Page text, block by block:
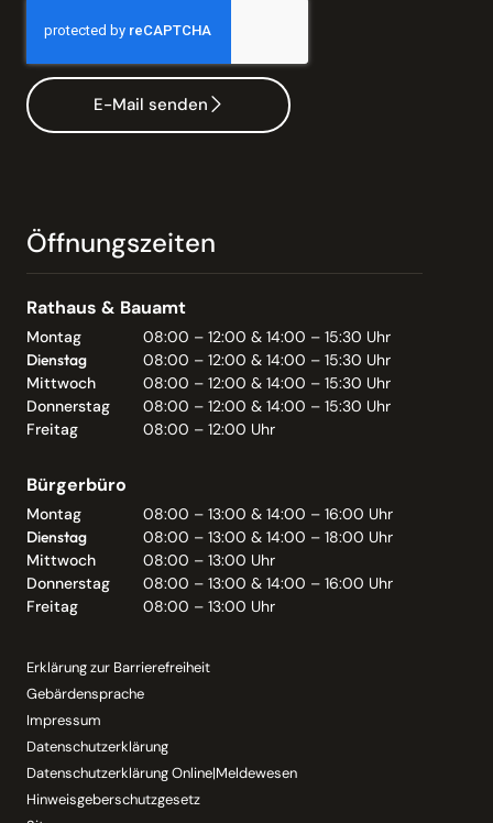
E-Mail senden
Öffnungszeiten
Rathaus & Bauamt
Montag
08:00 – 12:00 & 14:00 – 15:30 Uhr
Dienstag
08:00 – 12:00 & 14:00 – 15:30 Uhr
Mittwoch
08:00 – 12:00 & 14:00 – 15:30 Uhr
Donnerstag
08:00 – 12:00 & 14:00 – 15:30 Uhr
Freitag
08:00 – 12:00 Uhr
Bürgerbüro
Montag
08:00 – 13:00 & 14:00 – 16:00 Uhr
Dienstag
08:00 – 13:00 & 14:00 – 18:00 Uhr
Mittwoch
08:00 – 13:00 Uhr
Donnerstag
08:00 – 13:00 & 14:00 – 16:00 Uhr
Freitag
08:00 – 13:00 Uhr
Erklärung zur Barrierefreiheit
Gebärdensprache
Impressum
Datenschutzerklärung
Datenschutzerklärung Online|Meldewesen
Hinweisgeberschutzgesetz